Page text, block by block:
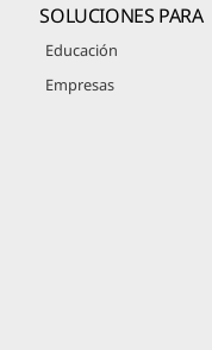
SOLUCIONES PARA
Educación
Empresas